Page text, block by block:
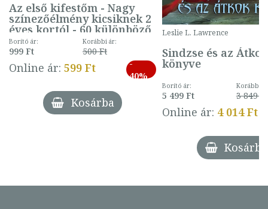
Az első kifestőm - Nagy
színezőélmény kicsiknek 2
éves kortól - 60 különböző
mintával (gombás)
Borító ár:
999 Ft
Korábbi ár:
500 Ft
Online ár: 599 Ft
-
40%
Kosárba
Leslie L. Lawrence
Sindzse és az Átkok
könyve
Borító ár:
5 499 Ft
Korábbi
3 849 Ft
Online ár: 4 014 Ft
Kosárba